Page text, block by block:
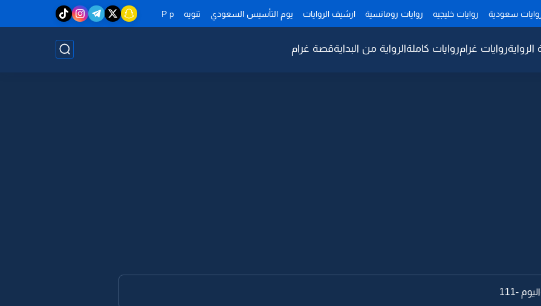
سعودية روايات خليجيه روايات رومانسية ارشيف الروايات يوم التأسيس السعودي تنويه P p
الروايةروايات غرامروايات كاملةالرواية من البدايةقصة غرام
-111